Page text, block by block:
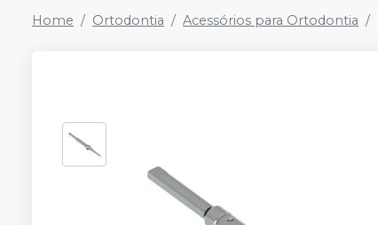
Home Ortodontia Acessórios para Ortodontia